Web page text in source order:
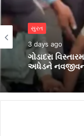
સુરત
3 days ago
ગોડાદરા
3 days ago
શ્રી માધવ
બ્લડ યુનિટનું